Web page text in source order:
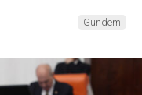
Gündem